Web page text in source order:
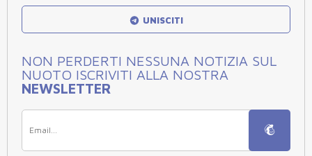
UNISCITI
NON PERDERTI NESSUNA NOTIZIA SUL
NUOTO ISCRIVITI ALLA NOSTRA
NEWSLETTER